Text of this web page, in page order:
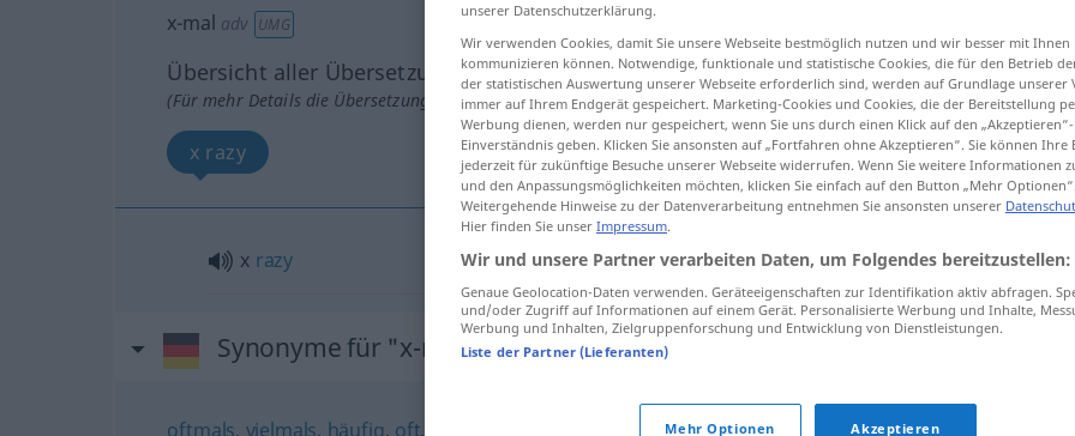
x-mal adv UMG
Übersicht aller Übersetzungen
(Für mehr Details die Übersetzung anklicken/antippen)
x razy
x razy x-mal
Synonyme für "x-mal"
oftmals, vielmals, häufig, oft, mehrmals,hundertmal
unserer Datenschutzerklärung.
Wir verwenden Cookies, damit Sie unsere Webseite bestmöglich nutzen und wir besser mit Ihnen
kommunizieren können. Notwendige, funktionale und statistische Cookies, die für den Betrieb
der statistischen Auswertung unserer Webseite erforderlich sind, werden auf Grundlage unserer
immer auf Ihrem Endgerät gespeichert. Marketing-Cookies und Cookies, die der Bereitstellung
Werbung dienen, werden nur gespeichert, wenn Sie uns durch einen Klick auf den
Einverständnis geben. Klicken Sie ansonsten auf „Fortfahren ohne Akzeptieren“. Sie können
jederzeit für zukünftige Besuche unserer Webseite widerrufen. Wenn Sie weitere Informationen
und den Anpassungsmöglichkeiten möchten, klicken Sie einfach auf den Button „Mehr
Weitergehende Hinweise zu der Datenverarbeitung entnehmen Sie ansonsten unserer
Hier finden Sie unser Impressum.
Wir und unsere Partner verarbeiten Daten, um Folgendes bereitzustellen:
Genaue Geolocation-Daten verwenden. Geräteeigenschaften zur Identifikation aktiv abfragen.
und/oder Zugriff auf Informationen auf einem Gerät. Personalisierte Werbung und Inhalte,
Werbung und Inhalten, Zielgruppenforschung und Entwicklung von Dienstleistungen.
Liste der Partner (Lieferanten)
Mehr Optionen Akzeptieren